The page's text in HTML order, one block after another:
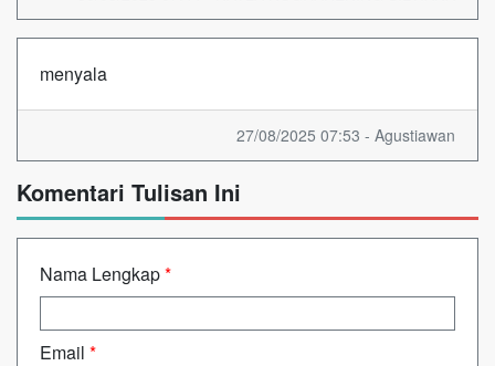
menyala
27/08/2025 07:53 - Agustiawan
Komentari Tulisan Ini
Nama Lengkap*
Email *